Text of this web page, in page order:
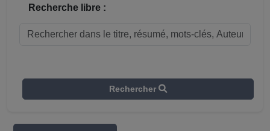
Recherche libre :
Rechercher